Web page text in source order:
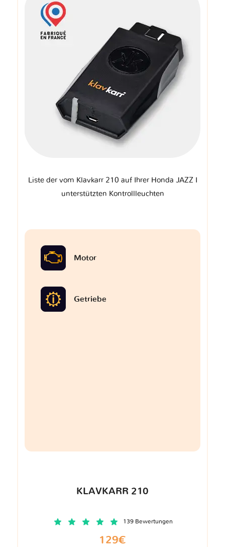
Liste der vom Klavkarr 210 auf Ihrer Honda JAZZ I
unterstützten Kontrollleuchten
Motor
Getriebe
KLAVKARR 210
139 Bewertungen
129€